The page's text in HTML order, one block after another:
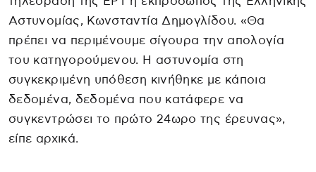
Αστυνομίας, Κωνσταντία Δημογλίδου. «Θα
πρέπει να περιμένουμε σίγουρα την απολογία
του κατηγορούμενου. Η αστυνομία στη
συγκεκριμένη υπόθεση κινήθηκε με κάποια
δεδομένα, δεδομένα που κατάφερε να
συγκεντρώσει το πρώτο 24ωρο της έρευνας»,
είπε αρχικά.